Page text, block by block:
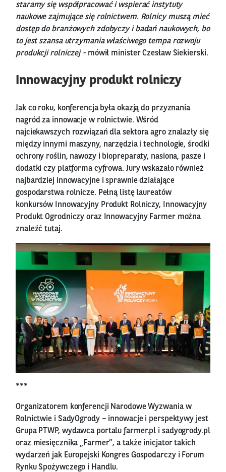
staramy się współpracować i wspierać instytuty
naukowe zajmujące się rolnictwem. Rolnicy muszą mieć
dostęp do branżowych zdobyczy i badań naukowych, bo
to jest szansa utrzymania właściwego tempa rozwoju
produkcji rolniczej -mówił minister Czesław Siekierski.
Innowacyjny produkt rolniczy
Jak co roku, konferencja była okazją do przyznania
nagród za innowacje w rolnictwie. Wśród
najciekawszych rozwiązań dla sektora agro znalazły się
między innymi maszyny, narzędzia i technologie, środki
ochrony roślin, nawozy i biopreparaty, nasiona, pasze i
dodatki czy platforma cyfrowa. Jury wskazało również
najbardziej innowacyjne i sprawnie działające
gospodarstwa rolnicze. Pełną listę laureatów
konkursów Innowacyjny Produkt Rolniczy, Innowacyjny
Produkt Ogrodniczy oraz Innowacyjny Farmer można
znaleźćtutaj.
***
Organizatorem konferencji Narodowe Wyzwania w
Rolnictwie i SadyOgrody – innowacje i perspektywy jest
Grupa PTWP, wydawca portalu farmer.pl i sadyogrody.pl
oraz miesięcznika „Farmer”, a także inicjator takich
wydarzeń jak Europejski Kongres Gospodarczy i Forum
Rynku Spożywczego i Handlu.